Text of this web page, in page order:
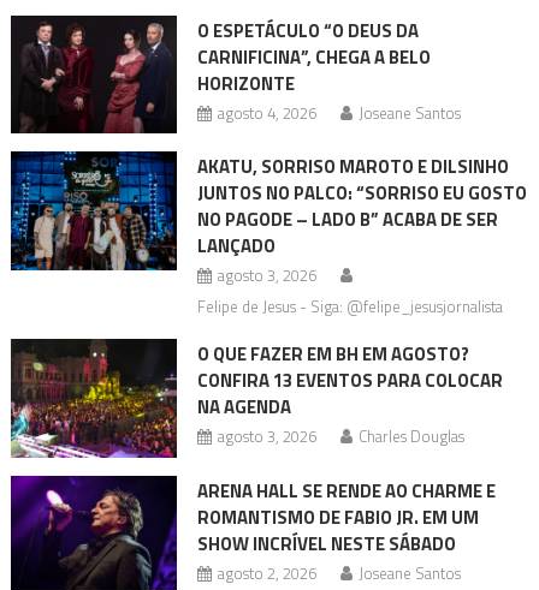
O ESPETÁCULO “O DEUS DA
CARNIFICINA”, CHEGA A BELO
HORIZONTE
agosto 4, 2026 Joseane Santos
AKATU, SORRISO MAROTO E DILSINHO
JUNTOS NO PALCO: “SORRISO EU GOSTO
NO PAGODE – LADO B” ACABA DE SER
LANÇADO
agosto 3, 2026
Felipe de Jesus - Siga: @felipe_jesusjornalista
O QUE FAZER EM BH EM AGOSTO?
CONFIRA 13 EVENTOS PARA COLOCAR
NA AGENDA
agosto 3, 2026 Charles Douglas
ARENA HALL SE RENDE AO CHARME E
ROMANTISMO DE FABIO JR. EM UM
SHOW INCRÍVEL NESTE SÁBADO
agosto 2, 2026 Joseane Santos